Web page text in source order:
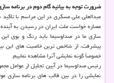
ضرورت توجه به بیانیه گام دوم در برنامه
عبدالعلی علی عسکری در این مراسم با تاکید
عصاره خواست ملت ایران در رسیدن به
سازی ما در صداوسیما باید رنگ و بوی این
پیشرفت، از شاخص ترین خاصیت های این
خصوصاً گونه نمایشی آنرا مشاهده نماییم.
نمایشی را در بین قالب های برنامه سازی